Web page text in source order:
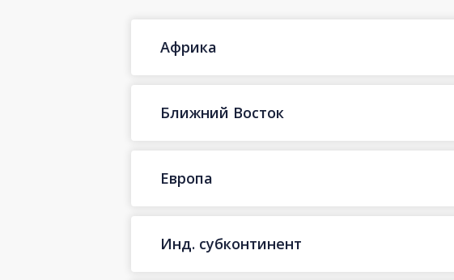
Африка
Ближний Восток
Европа
Инд. субконтинент